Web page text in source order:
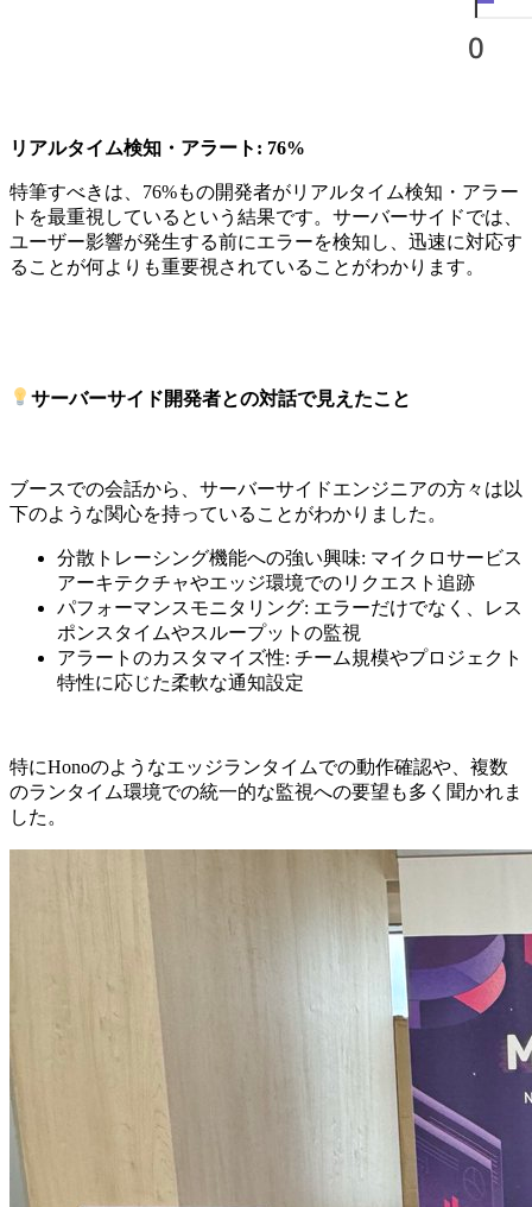
リアルタイム検知・アラート: 76%
特筆すべきは、76%もの開発者がリアルタイム検知・アラー
トを最重視しているという結果です。サーバーサイドでは、
ユーザー影響が発生する前にエラーを検知し、迅速に対応す
ることが何よりも重要視されていることがわかります。
サーバーサイド開発者との対話で見えたこと
ブースでの会話から、サーバーサイドエンジニアの方々は以
下のような関心を持っていることがわかりました。
分散トレーシング機能への強い興味: マイクロサービス
アーキテクチャやエッジ環境でのリクエスト追跡
パフォーマンスモニタリング: エラーだけでなく、レス
ポンスタイムやスループットの監視
アラートのカスタマイズ性: チーム規模やプロジェクト
特性に応じた柔軟な通知設定
特にHonoのようなエッジランタイムでの動作確認や、複数
のランタイム環境での統一的な監視への要望も多く聞かれま
した。